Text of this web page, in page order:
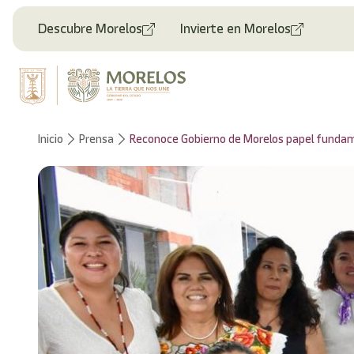
Welcome
One
Accessibility
screen
Accessibility
Descubre Morelos Invierte en Morelos
Inicio Prensa Reconoce Gobierno de Morelos papel